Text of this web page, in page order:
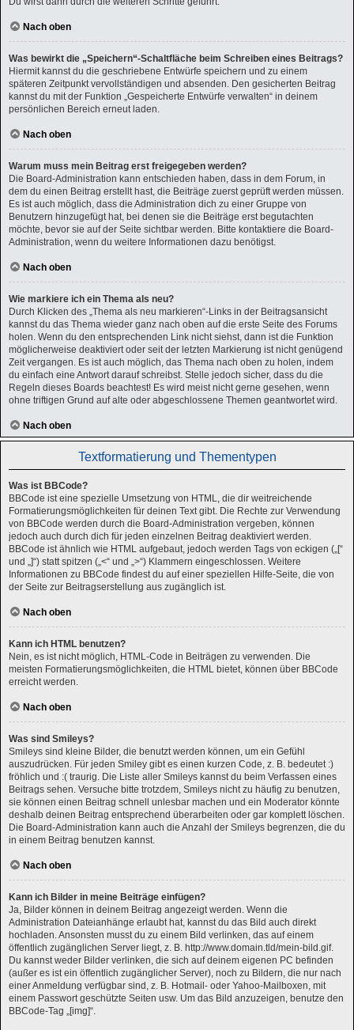
Nach oben
Was bewirkt die „Speichern“-Schaltfläche beim Schreiben eines Beitrags?
Hiermit kannst du die geschriebene Entwürfe speichern und zu einem
späteren Zeitpunkt vervollständigen und absenden. Den gesicherten Beitrag
kannst du mit der Funktion „Gespeicherte Entwürfe verwalten“ in deinem
persönlichen Bereich erneut laden.
Nach oben
Warum muss mein Beitrag erst freigegeben werden?
Die Board-Administration kann entschieden haben, dass in dem Forum, in
dem du einen Beitrag erstellt hast, die Beiträge zuerst geprüft werden müssen.
Es ist auch möglich, dass die Administration dich zu einer Gruppe von
Benutzern hinzugefügt hat, bei denen sie die Beiträge erst begutachten
möchte, bevor sie auf der Seite sichtbar werden. Bitte kontaktiere die Board-
Administration, wenn du weitere Informationen dazu benötigst.
Nach oben
Wie markiere ich ein Thema als neu?
Durch Klicken des „Thema als neu markieren“-Links in der Beitragsansicht
kannst du das Thema wieder ganz nach oben auf die erste Seite des Forums
holen. Wenn du den entsprechenden Link nicht siehst, dann ist die Funktion
möglicherweise deaktiviert oder seit der letzten Markierung ist nicht genügend
Zeit vergangen. Es ist auch möglich, das Thema nach oben zu holen, indem
du einfach eine Antwort darauf schreibst. Stelle jedoch sicher, dass du die
Regeln dieses Boards beachtest! Es wird meist nicht gerne gesehen, wenn
ohne triftigen Grund auf alte oder abgeschlossene Themen geantwortet wird.
Nach oben
Textformatierung und Thementypen
Was ist BBCode?
BBCode ist eine spezielle Umsetzung von HTML, die dir weitreichende
Formatierungsmöglichkeiten für deinen Text gibt. Die Rechte zur Verwendung
von BBCode werden durch die Board-Administration vergeben, können
jedoch auch durch dich für jeden einzelnen Beitrag deaktiviert werden.
BBCode ist ähnlich wie HTML aufgebaut, jedoch werden Tags von eckigen („[“
und „]“) statt spitzen („<“ und „>“) Klammern eingeschlossen. Weitere
Informationen zu BBCode findest du auf einer speziellen Hilfe-Seite, die von
der Seite zur Beitragserstellung aus zugänglich ist.
Nach oben
Kann ich HTML benutzen?
Nein, es ist nicht möglich, HTML-Code in Beiträgen zu verwenden. Die
meisten Formatierungsmöglichkeiten, die HTML bietet, können über BBCode
erreicht werden.
Nach oben
Was sind Smileys?
Smileys sind kleine Bilder, die benutzt werden können, um ein Gefühl
auszudrücken. Für jeden Smiley gibt es einen kurzen Code, z. B. bedeutet :)
fröhlich und :( traurig. Die Liste aller Smileys kannst du beim Verfassen eines
Beitrags sehen. Versuche bitte trotzdem, Smileys nicht zu häufig zu benutzen,
sie können einen Beitrag schnell unlesbar machen und ein Moderator könnte
deshalb deinen Beitrag entsprechend überarbeiten oder gar komplett löschen.
Die Board-Administration kann auch die Anzahl der Smileys begrenzen, die du
in einem Beitrag benutzen kannst.
Nach oben
Kann ich Bilder in meine Beiträge einfügen?
Ja, Bilder können in deinem Beitrag angezeigt werden. Wenn die
Administration Dateianhänge erlaubt hat, kannst du das Bild auch direkt
hochladen. Ansonsten musst du zu einem Bild verlinken, das auf einem
öffentlich zugänglichen Server liegt, z. B. http://www.domain.tld/mein-bild.gif.
Du kannst weder Bilder verlinken, die sich auf deinem eigenen PC befinden
(außer es ist ein öffentlich zugänglicher Server), noch zu Bildern, die nur nach
einer Anmeldung verfügbar sind, z. B. Hotmail- oder Yahoo-Mailboxen, mit
einem Passwort geschützte Seiten usw. Um das Bild anzuzeigen, benutze den
BBCode-Tag „[img]“.